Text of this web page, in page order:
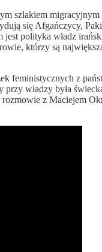
szlakiem
się Afgańczycy,
polityka władz
którzy są
feministycznych z
władzy była
z Maciejem